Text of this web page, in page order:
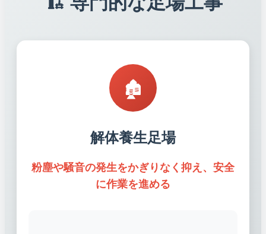
🏚️
解体養生足場
粉塵や騒音の発生をかぎりなく抑え、安全
に作業を進める